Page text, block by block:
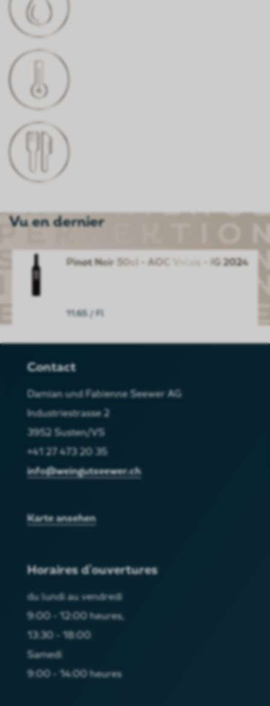
Plats de viande raffinés, volaille,
Vu en dernier
Pinot Noir 50cl - AOC Valais - JG 2024
11.65 / Fl
Contact
Damian und Fabienne Seewer AG
Industriestrasse 2
3952 Susten/VS
+41 27 473 20 35
info@weingutseewer.ch
Karte ansehen
Horaires d'ouvertures
du lundi au vendredi
9:00 - 12:00 heures,
13:30 - 18:00
Samedi
9:00 - 14:00 heures